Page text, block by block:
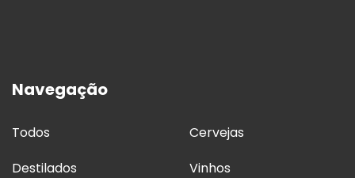
Navegação
Todos
Cervejas
Destilados
Vinhos